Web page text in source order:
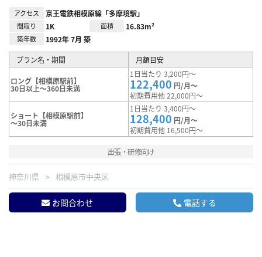
アクセス 京王電鉄相模原線「多摩境駅」
間取り 1K 面積 16.83m²
築年数 1992年 7月 築
プラン名・期間 月額目安
ロング【相模原駅前】
30日以上～360日未満
1日当たり 3,200円～
122,400 円/月～
初期費用他 22,000円～
ショート【相模原駅前】
～30日未満
1日当たり 3,400円～
128,400 円/月～
初期費用他 16,500円～
出張・研修向け
神奈川県 相模原市中央区
お問合わせ 電話する